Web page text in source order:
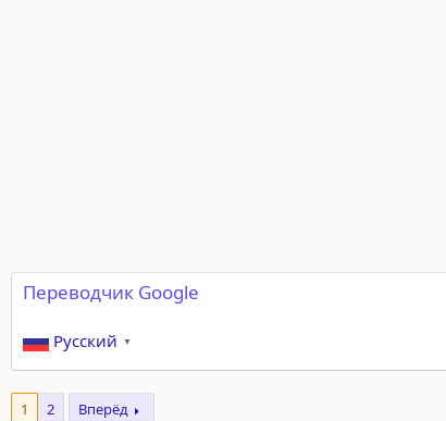
Переводчик Google
Русский ▼
1 2 Вперёд